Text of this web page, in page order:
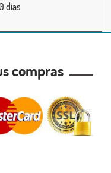
días
compras